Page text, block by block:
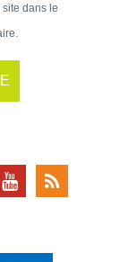
dans le